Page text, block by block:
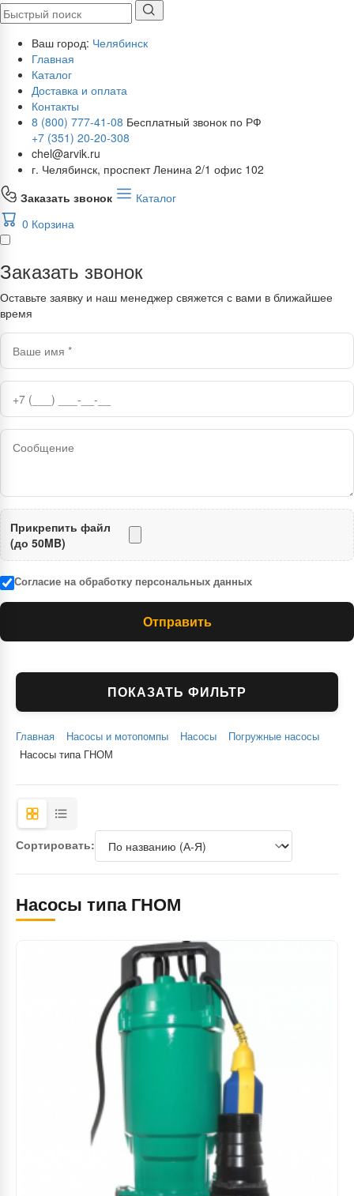
Ваш город: Челябинск
Главная
Каталог
Доставка и оплата
Контакты
8 (800) 777-41-08 Бесплатный звонок по РФ
+7 (351) 20-20-308
chel@arvik.ru
г. Челябинск, проспект Ленина 2/1 офис 102
Заказать звонок
Каталог
0 Корзина
Заказать звонок
Оставьте заявку и наш менеджер свяжется с вами в ближайшее
время
Прикрепить файл
(до 50MB)
Согласие на обработку персональных данных
Отправить
ПОКАЗАТЬ ФИЛЬТР
Главная Насосы и мотопомпы Насосы
Погружные насосы
Насосы типа ГНОМ
Сортировать:
Насосы типа ГНОМ